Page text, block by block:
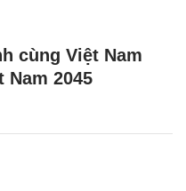
cùng Việt Nam
2045